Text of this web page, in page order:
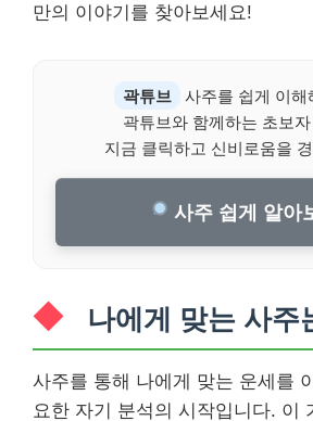
만의 이야기를 찾아보세요!
곽튜브 사주를 쉽게 이해
곽튜브와 함께하는 초보
지금 클릭하고 신비로움을
사주 쉽게 알아
나에게 맞는 사주
사주를 통해 나에게 맞는 운세를
요한 자기 분석의 시작입니다. 이